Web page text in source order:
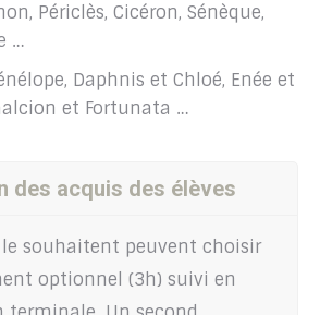
Périclès, Cicéron, Sénèque,
…
Daphnis et Chloé, Enée et
et Fortunata …
des acquis des élèves
le souhaitent peuvent choisir
optionnel (3h) suivi en